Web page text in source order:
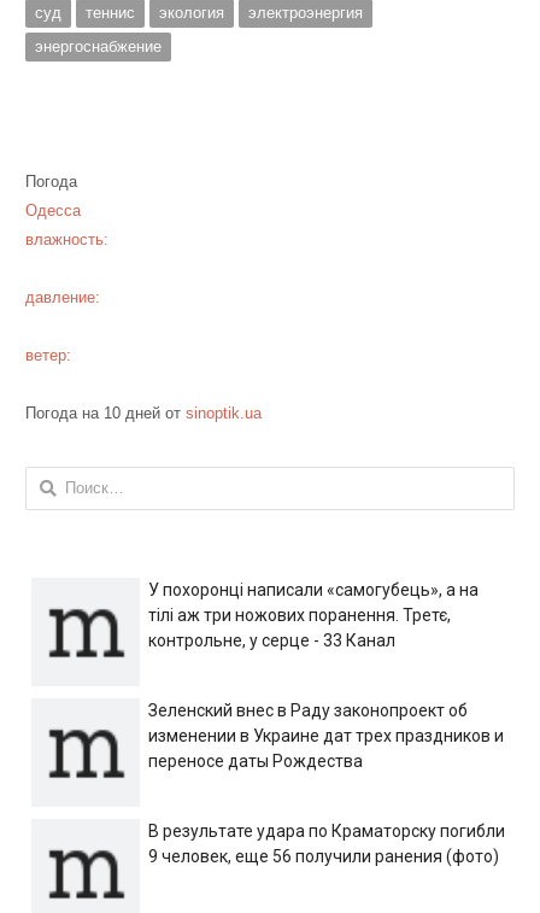
суд
теннис экология
электроэнергия
энергоснабжение
Погода
Одесса
влажность:
давление:
ветер:
Погода на 10 дней от sinoptik.ua
Найти:
У похоронці написали «самогубець», а на
тілі аж три ножових поранення. Третє,
контрольне, у серце - 33 Канал
Зеленский внес в Раду законопроект об
изменении в Украине дат трех праздников и
переносе даты Рождества
В результате удара по Краматорску погибли
9 человек, еще 56 получили ранения (фото)